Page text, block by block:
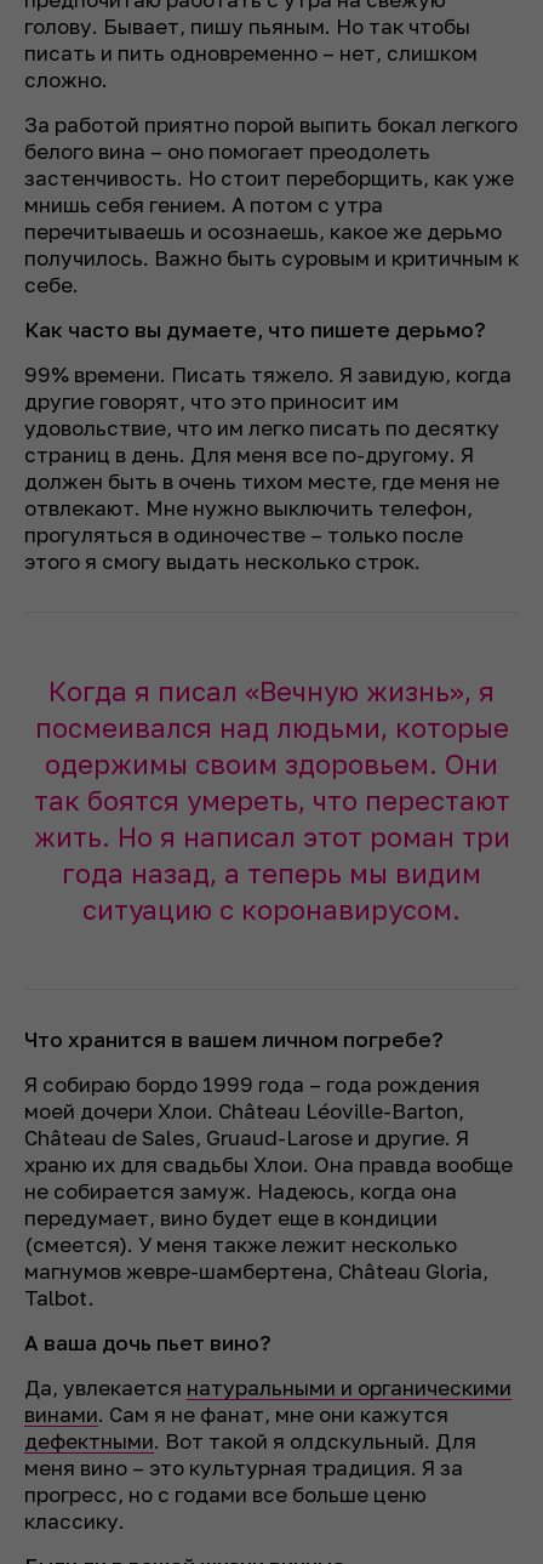
голову. Бывает, пишу пьяным. Но так чтобы
писать и пить одновременно – нет, слишком
сложно.
За работой приятно порой выпить бокал легкого
белого вина – оно помогает преодолеть
застенчивость. Но стоит переборщить, как уже
мнишь себя гением. А потом с утра
перечитываешь и осознаешь, какое же дерьмо
получилось. Важно быть суровым и критичным к
себе.
Как часто вы думаете, что пишете дерьмо?
99% времени. Писать тяжело. Я завидую, когда
другие говорят, что это приносит им
удовольствие, что им легко писать по десятку
страниц в день. Для меня все по-другому. Я
должен быть в очень тихом месте, где меня не
отвлекают. Мне нужно выключить телефон,
прогуляться в одиночестве – только после
этого я смогу выдать несколько строк.
Когда я писал «Вечную жизнь», я
посмеивался над людьми, которые
одержимы своим здоровьем. Они
так боятся умереть, что перестают
жить. Но я написал этот роман три
года назад, а теперь мы видим
ситуацию с коронавирусом.
Что хранится в вашем личном погребе?
Я собираю бордо 1999 года – года рождения
моей дочери Хлои. Château Léoville-Barton,
Château de Sales, Gruaud-Larose и другие. Я
храню их для свадьбы Хлои. Она правда вообще
не собирается замуж. Надеюсь, когда она
передумает, вино будет еще в кондиции
(смеется). У меня также лежит несколько
магнумов жевре-шамбертена, Château Gloria,
Talbot.
А ваша дочь пьет вино?
Да, увлекается натуральными и органическими
винами. Сам я не фанат, мне они кажутся
дефектными. Вот такой я олдскульный. Для
меня вино – это культурная традиция. Я за
прогресс, но с годами все больше ценю
классику.